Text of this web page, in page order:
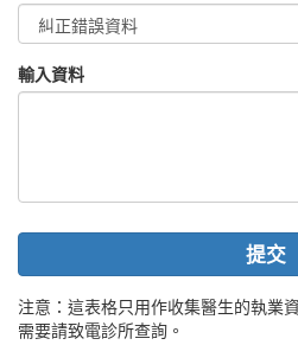
輸入資料
提交
注意：這表格只用作收集醫生的執業
需要請致電診所查詢。